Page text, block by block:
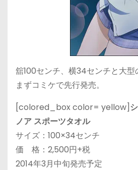
舘100センチ、横34センチと大型
まずコミケで先行発売。
[colored_box color= yellow]
ノア スポーツタオル
サイズ：100×34センチ
価 格：2,500円+税
2014年3月中旬発売予定